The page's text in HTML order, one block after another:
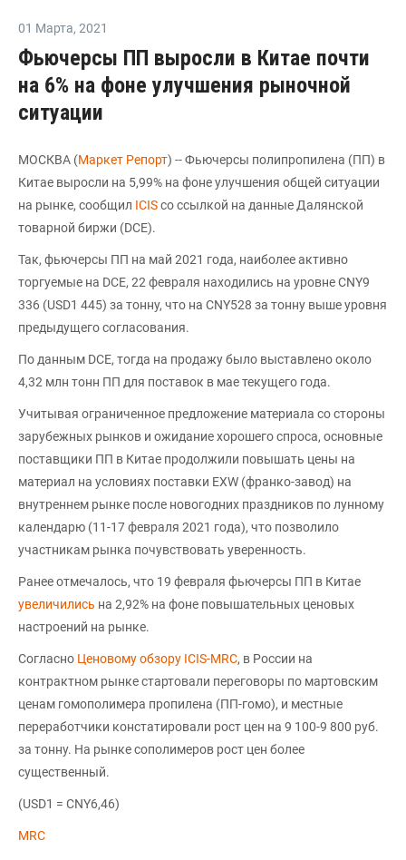
01 Марта, 2021
Фьючерсы ПП выросли в Китае почти
на 6% на фоне улучшения рыночной
ситуации
МОСКВА (Маркет Репорт) -- Фьючерсы полипропилена (ПП) в
Китае выросли на 5,99% на фоне улучшения общей ситуации
на рынке, сообщил ICISсо ссылкой на данные Далянской
товарной биржи (DCE).
Так, фьючерсы ПП на май 2021 года, наиболее активно
торгуемые на DCE, 22 февраля находились на уровне CNY9
336 (USD1 445) за тонну, что на CNY528 за тонну выше уровня
предыдущего согласования.
По данным DCE, тогда на продажу было выставлено около
4,32 млн тонн ПП для поставок в мае текущего года.
Учитывая ограниченное предложение материала со стороны
зарубежных рынков и ожидание хорошего спроса, основные
поставщики ПП в Китае продолжили повышать цены на
материал на условиях поставки EXW (франко-завод) на
внутреннем рынке после новогодних праздников по лунному
календарю (11-17 февраля 2021 года), что позволило
участникам рынка почувствовать уверенность.
Ранее отмечалось, что 19 февраля фьючерсы ПП в Китае
увеличились на 2,92% на фоне повышательных ценовых
настроений на рынке.
Согласно Ценовому обзору ICIS-MRC, в России на
контрактном рынке стартовали переговоры по мартовским
ценам гомополимера пропилена (ПП-гомо), и местные
переработчики констатировали рост цен на 9 100-9 800 руб.
за тонну. На рынке сополимеров рост цен более
существенный.
(USD1 = CNY6,46)
MRC